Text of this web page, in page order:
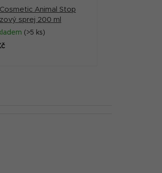
Animal Stop
sprej 200 ml
(>5 ks)